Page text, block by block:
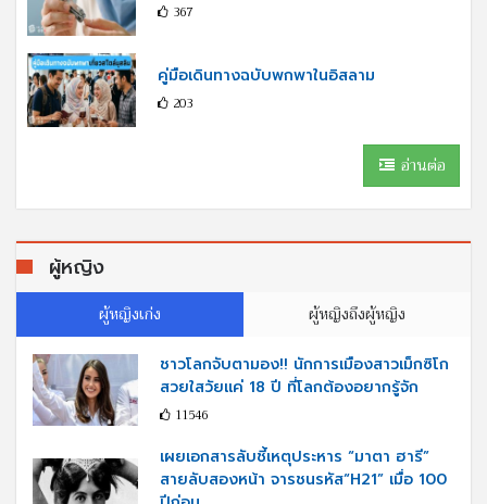
367
คู่มือเดินทางฉบับพกพาในอิสลาม
203
อ่านต่อ
ผู้หญิง
ผู้หญิงเก่ง ผู้หญิงถึงผู้หญิง
ชาวโลกจับตามอง!! นักการเมืองสาวเม็กซิโก
สวยใสวัยแค่ 18 ปี ที่โลกต้องอยากรู้จัก
11546
เผยเอกสารลับชี้เหตุประหาร “มาตา ฮารี”
สายลับสองหน้า จารชนรหัส“H21” เมื่อ 100